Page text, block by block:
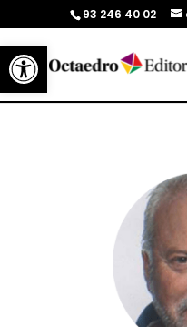
Abrir barra de herramientas
93 246 40 02